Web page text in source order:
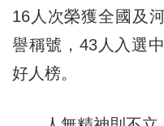
16人次榮獲全國及
譽稱號，43人入選
好人榜。